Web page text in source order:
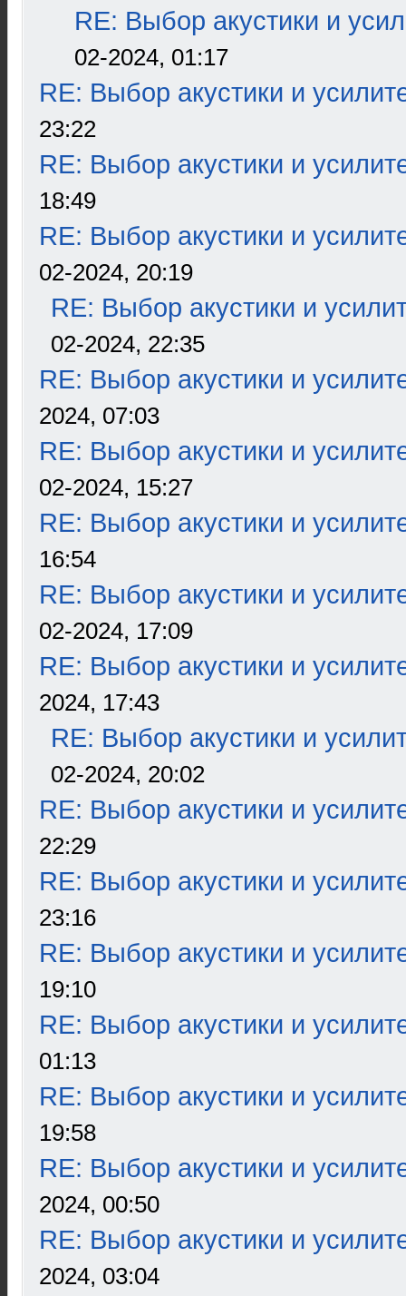
RE: Выбор акустики и
02-2024, 01:17
RE: Выбор акустики и
23:22
RE: Выбор акустики и
18:49
RE: Выбор акустики и
02-2024, 20:19
RE: Выбор акустики и
02-2024, 22:35
RE: Выбор акустики и
2024, 07:03
RE: Выбор акустики и
02-2024, 15:27
RE: Выбор акустики и
16:54
RE: Выбор акустики и
02-2024, 17:09
RE: Выбор акустики и
2024, 17:43
RE: Выбор акустики и
02-2024, 20:02
RE: Выбор акустики и
22:29
RE: Выбор акустики и
23:16
RE: Выбор акустики и
19:10
RE: Выбор акустики и
01:13
RE: Выбор акустики и
19:58
RE: Выбор акустики и
2024, 00:50
RE: Выбор акустики и
2024, 03:04